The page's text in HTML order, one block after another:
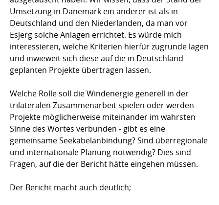
Umsetzung in Dänemark ein anderer ist als in
Deutschland und den Niederlanden, da man vor
Esjerg solche Anlagen errichtet. Es würde mich
interessieren, welche Kriterien hierfür zugrunde lagen
und inwieweit sich diese auf die in Deutschland
geplanten Projekte übertragen lassen.
Welche Rolle soll die Windenergie generell in der
trilateralen Zusammenarbeit spielen oder werden
Projekte möglicherweise miteinander im wahrsten
Sinne des Wortes verbunden - gibt es eine
gemeinsame Seekabelanbindung? Sind überregionale
und internationale Planung notwendig? Dies sind
Fragen, auf die der Bericht hätte eingehen müssen.
Der Bericht macht auch deutlich;